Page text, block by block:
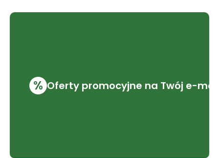
smaragdová
% Oferty promocyjne na Twój e-mail